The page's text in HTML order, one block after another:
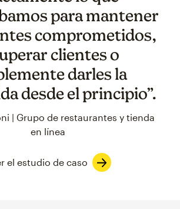
para mantener
comprometidos,
clientes o
darles la
desde el principio”.
| Grupo de restaurantes y tienda
en línea
el estudio de caso